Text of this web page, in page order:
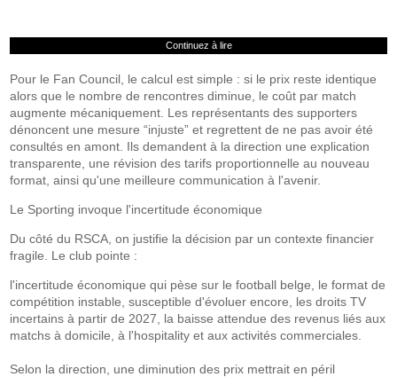
Continuez à lire
Pour le Fan Council, le calcul est simple : si le prix reste identique
alors que le nombre de rencontres diminue, le coût par match
augmente mécaniquement. Les représentants des supporters
dénoncent une mesure “injuste” et regrettent de ne pas avoir été
consultés en amont. Ils demandent à la direction une explication
transparente, une révision des tarifs proportionnelle au nouveau
format, ainsi qu'une meilleure communication à l'avenir.
Le Sporting invoque l'incertitude économique
Du côté du RSCA, on justifie la décision par un contexte financier
fragile. Le club pointe :
l'incertitude économique qui pèse sur le football belge, le format de
compétition instable, susceptible d'évoluer encore, les droits TV
incertains à partir de 2027, la baisse attendue des revenus liés aux
matchs à domicile, à l'hospitality et aux activités commerciales.
Selon la direction, une diminution des prix mettrait en péril